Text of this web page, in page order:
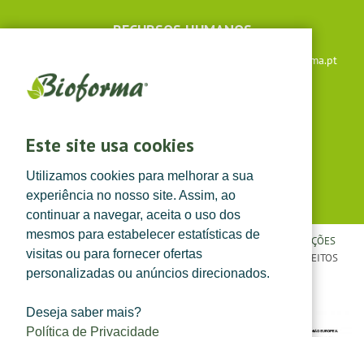
Este site usa cookies
Utilizamos cookies para melhorar a sua
experiência no nosso site. Assim, ao
continuar a navegar, aceita o uso dos
mesmos para estabelecer estatísticas de
visitas ou para fornecer ofertas
personalizadas ou anúncios direcionados.
Deseja saber mais?
Política de Privacidade
RECURSOS HUMANOS
lojaonline@bioforma.pt
(dias úteis das 8h30 às 13h e das 14h às 17h30)
POLÍTICA DE PRIVACIDADE|TERMOS E CONDIÇÕES
CONDIÇÕES
GERAIS DE VENDA | ©TOPFARMA, LDA. 2022.
TODOS OS DIREITOS
RESERVADOS.